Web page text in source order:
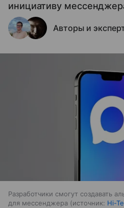
инициативу
Авторы и
Разработчики смогут создавать
для мессенджера
источник: Hi-